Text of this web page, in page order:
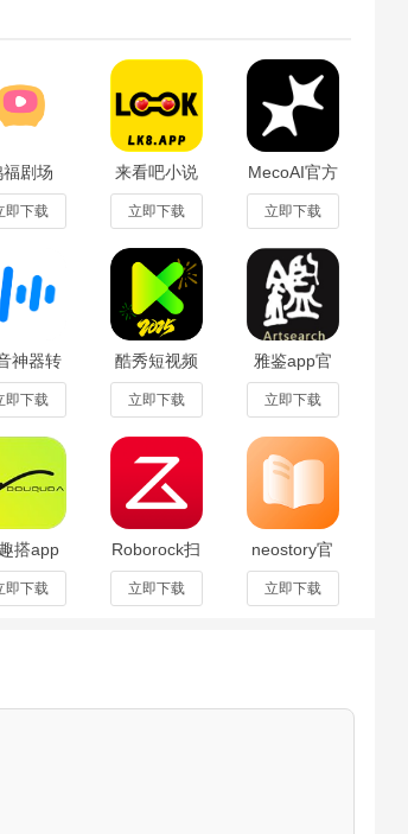
APP内，不用切换多个软件就能搞定所有需
变化会自动推送提醒，不会错过任何关键场
球迷
度球迷
福剧场
安卓版
最新版
即下载
来看吧小说
软件免费版
v3.9.3最新
版
立即下载
MecoAI官方
app下载最
新版v2.7.57
立即下载
神器转
助手下
装最新
版
即下载
酷秀短视频
kklive官方版
app4.0.1安
卓版
立即下载
雅鉴app官
方最新版
6.6.07手机
版
立即下载
搭app
最新版
安卓版
即下载
Roborock扫
地机器人
4.38.02
立即下载
neostory官
方app最新
版2.3.0正式
版
立即下载